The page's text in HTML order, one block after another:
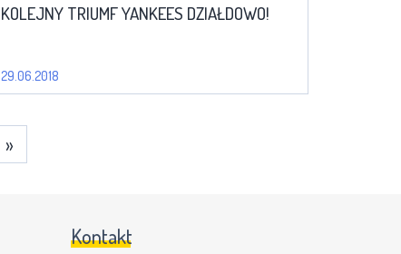
KOLEJNY TRIUMF YANKEES DZIAŁDOWO!
29.06.2018
»
Kontakt